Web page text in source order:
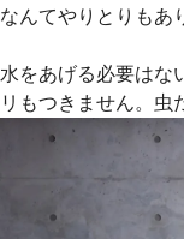
なんてやりとりもあ
水をあげる必要はな
リもつきません。虫